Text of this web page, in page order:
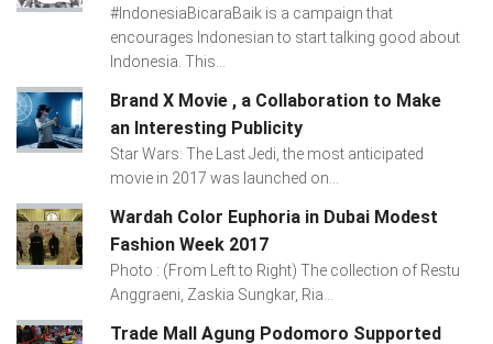
#IndonesiaBicaraBaik is a campaign that
encourages Indonesian to start talking good about
Indonesia. This...
Brand X Movie , a Collaboration to Make
an Interesting Publicity
Star Wars: The Last Jedi, the most anticipated
movie in 2017 was launched on...
Wardah Color Euphoria in Dubai Modest
Fashion Week 2017
Photo : (From Left to Right) The collection of Restu
Anggraeni, Zaskia Sungkar, Ria...
Trade Mall Agung Podomoro Supported